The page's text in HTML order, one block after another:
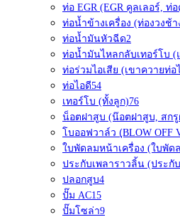
ท่อ EGR (EGR คูลเลอร์, ท่อ
ท่อน้ำข้างเครื่อง (ท่องวงช้
ท่อน้ำมันหัวฉีด2
ท่อน้ำมันไหลกลับเทอร์โบ (
ท่อร่วมไอเสีย (เขาควายท่อ
ท่อไอดี54
เทอร์โบ (ทั้งลูก)76
น็อตฝาสูบ (น๊อตฝาสูบ, สกรู
โบออฟวาล์ว (ฺBLOW OFF
ใบพัดลมหน้าเครื่อง (ใบพัด
ประกับเพลาราวลิ้น (ประกั
ปลอกสูบ4
ปั๊ม AC15
ปั๊มโซล่า9